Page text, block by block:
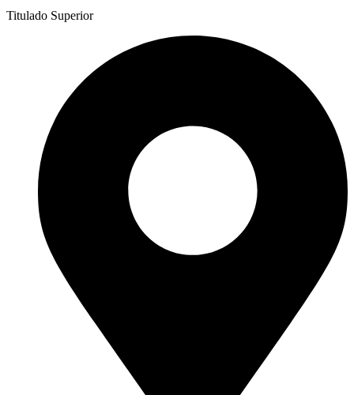
Titulado Superior